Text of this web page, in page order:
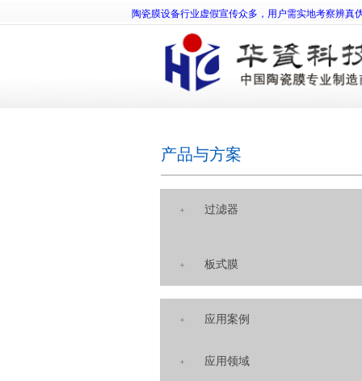
陶瓷膜设备行业虚假宣传众多，用户需实地考察辨真
产品与方案
过滤器
板式膜
应用案例
应用领域